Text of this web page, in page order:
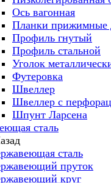
Ось вагонная
Планки прижимные
Профиль гнутый
Профиль стальной
Уголок
Футеровка
Швеллер
Швеллер с
Шпунт Ларсена
сталь
сталь
пруток
круг